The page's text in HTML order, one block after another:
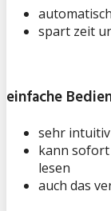
spart zeit
einfache
sehr
kann
lesen
auch das